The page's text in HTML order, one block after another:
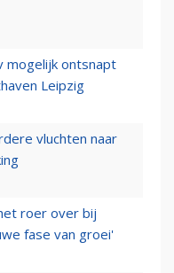
mogelijk ontsnapt
Leipzig
vluchten naar
roer over bij
fase van groei'